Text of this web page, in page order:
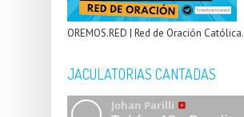
OREMOS.RED | Red de Oración Católica.
JACULATORIAS CANTADAS